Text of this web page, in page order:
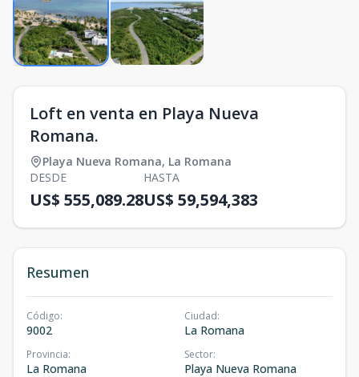
Loft en venta en Playa Nueva
Romana.
Playa Nueva Romana, La Romana
DESDE
US$ 555,089.28
HASTA
US$ 59,594,383
Resumen
Código:
9002
Ciudad:
La Romana
Provincia:
La Romana
Sector:
Playa Nueva Romana